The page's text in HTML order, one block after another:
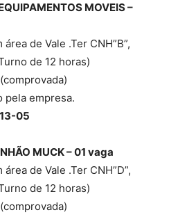
MOVEIS –
de Vale .Ter CNH”B”,
de 12 horas)
pela empresa.
05
MUCK – 01 vaga
de Vale .Ter CNH”D”,
de 12 horas)